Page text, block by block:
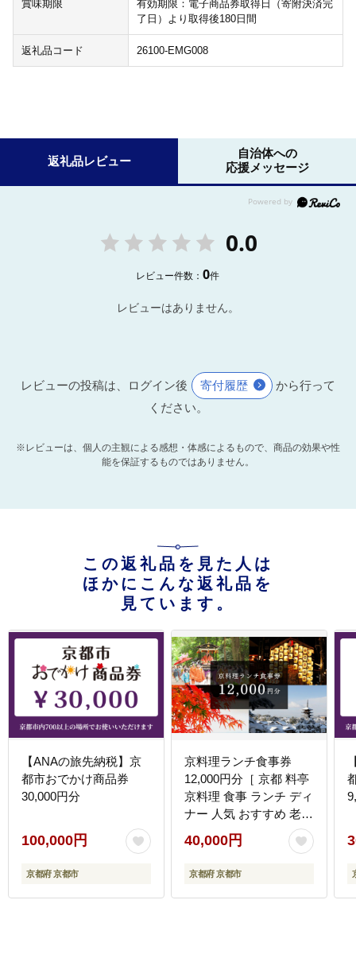
賞味期限
有効期限：電子商品券取得日（寄附決済完
了日）より取得後180日間
返礼品コード 26100-EMG008
返礼品レビュー
自治体への
応援メッセージ
0.0
レビュー件数：0件
レビューはありません。
レビューの投稿は、ログイン後 寄付履歴
から行って
ください。
※レビューは、個人の主観による感想・体感によるもので、商品の効果や性
能を保証するものではありません。
この返礼品を見た人は
ほかにこんな返礼品を
見ています。
【ANAの旅先納税】京
都市おでかけ商品券
30,000円分
100,000円
京都府 京都市
京料理ランチ食事券
12,000円分［ 京都 料亭
京料理 食事 ランチ ディ
ナー 人気 おすすめ 老舗
グルメ チケット おいし
い 和食 懐石 料亭 デー
ト 記念日 旅行 ］
40,000円
京都府 京都市